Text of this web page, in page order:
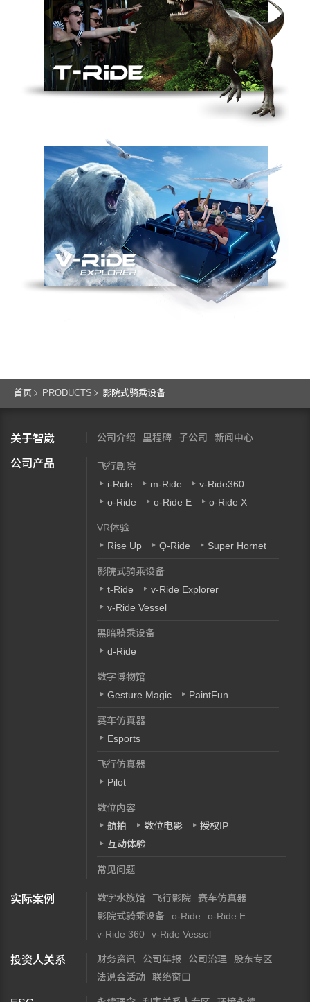
首页 PRODUCTS 影院式骑乘设备
关于智崴 公司介绍 里程碑 子公司 新闻中心
公司产品
飞行剧院
i-Ride
m-Ride
v-Ride360
o-Ride
o-Ride E o-Ride X
VR体验
Rise Up
Q-Ride Super Hornet
影院式骑乘设备
t-Ride
v-Ride Explorer
v-Ride Vessel
黑暗骑乘设备
d-Ride
数字博物馆
Gesture Magic
PaintFun
赛车仿真器
Esports
飞行仿真器
Pilot
数位内容
航拍
数位电影
授权IP
互动体验
常见问题
实际案例 数字水族馆 飞行影院
赛车仿真器
影院式骑乘设备
o-Ride
o-Ride E
v-Ride 360
v-Ride Vessel
投资人关系 财务资讯 公司年报 公司治理
股东专区
法说会活动
联络窗口